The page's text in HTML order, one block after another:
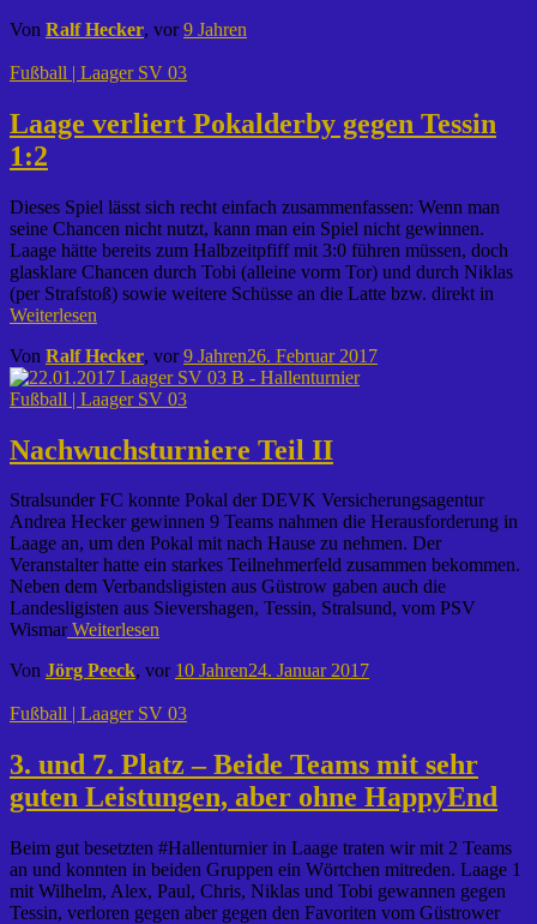
Von Ralf Hecker, vor9 Jahren
Fußball | Laager SV 03
Laage verliert Pokalderby gegen Tessin
1:2
Dieses Spiel lässt sich recht einfach zusammenfassen: Wenn man
seine Chancen nicht nutzt, kann man ein Spiel nicht gewinnen.
Laage hätte bereits zum Halbzeitpfiff mit 3:0 führen müssen, doch
glasklare Chancen durch Tobi (alleine vorm Tor) und durch Niklas
(per Strafstoß) sowie weitere Schüsse an die Latte bzw. direkt in
Weiterlesen
Von Ralf Hecker, vor9 Jahren26. Februar 2017
Fußball | Laager SV 03
Nachwuchsturniere Teil II
Stralsunder FC konnte Pokal der DEVK Versicherungsagentur
Andrea Hecker gewinnen 9 Teams nahmen die Herausforderung in
Laage an, um den Pokal mit nach Hause zu nehmen. Der
Veranstalter hatte ein starkes Teilnehmerfeld zusammen bekommen.
Neben dem Verbandsligisten aus Güstrow gaben auch die
Landesligisten aus Sievershagen, Tessin, Stralsund, vom PSV
WismarWeiterlesen
Von Jörg Peeck, vor 10 Jahren24. Januar 2017
Fußball | Laager SV 03
3. und 7. Platz – Beide Teams mit sehr
guten Leistungen, aber ohne HappyEnd
Beim gut besetzten #Hallenturnier in Laage traten wir mit 2 Teams
an und konnten in beiden Gruppen ein Wörtchen mitreden. Laage 1
mit Wilhelm, Alex, Paul, Chris, Niklas und Tobi gewannen gegen
Tessin, verloren gegen aber gegen den Favoriten vom Güstrower